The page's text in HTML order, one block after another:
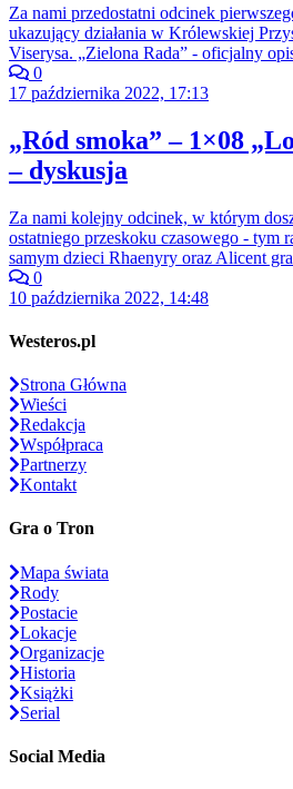
Za nami przedostatni odcinek
ukazujący działania w Królewskiej
Viserysa. „Zielona Rada” - oficjalny
0
17 października 2022, 17:13
„Ród smoka” – 1×08
– dyskusja
Za nami kolejny odcinek, w którym
ostatniego przeskoku czasowego - tym
samym dzieci Rhaenyry oraz Alicent
0
10 października 2022, 14:48
Westeros.pl
Strona Główna
Wieści
Redakcja
Współpraca
Partnerzy
Kontakt
Gra o Tron
Mapa świata
Rody
Postacie
Lokacje
Organizacje
Historia
Książki
Serial
Social Media